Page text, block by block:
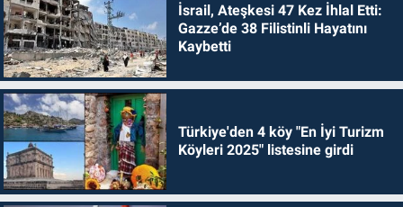
İsrail, Ateşkesi 47 Kez İhlal Etti:
Gazze’de 38 Filistinli Hayatını
Kaybetti
Türkiye'den 4 köy "En İyi Turizm
Köyleri 2025" listesine girdi